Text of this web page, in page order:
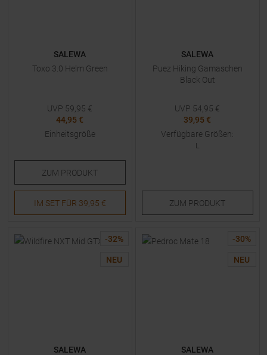
SALEWA
Toxo 3.0 Helm Green
UVP 59,95 €
44,95 €
Einheitsgröße
ZUM PRODUKT
IM SET FÜR 39,95 €
SALEWA
Puez Hiking Gamaschen
Black Out
UVP 54,95 €
39,95 €
Verfügbare Größen:
L
ZUM PRODUKT
-32%
NEU
SALEWA
-30%
NEU
SALEWA